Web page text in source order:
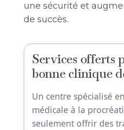
une sécurité et
de succès.
Services offerts
bonne clinique
Un centre spécialisé
médicale à la
seulement offrir des